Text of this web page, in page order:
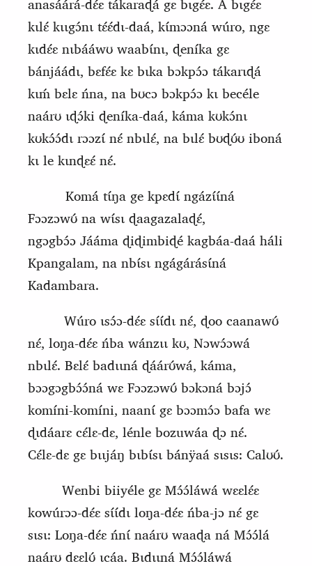
kɩlɛ́ kɩɩgɔ́nɩ tɛ́ɛ́dɩ‑daá, kɩ́mɔɔná wúro, ngɛ
kɩdɛ́ɛ nɩbááwʊ waabɩ́nɩ, ɖeníka gɛ
bánjáádɩ, bɛfɛ́ɛ kɛ bɩka bɔkpɔ́ɔ tákarɩɖá
kɩḿ bɛlɛ ńna, na bʊcɔ bɔkpɔ́ɔ kɩ becéle
naárʊ ɩɖɔ́ki ɖeníka‑daá, káma kʊkɔ́nɩ
kʊkɔ́ɔ́dɩ rɔɔzɩ́ nɛ́ nbɩlɛ́, na bɩlɛ́ bʊɖʊ́ʊ iboná
kɩ le kɩnɖɛɛ́ nɛ́.
Komá tɩ́ŋa ge kpɛdɩ́ ngázɩ́ɩ́ná
Fɔɔzɔwʊ́ na wɩ́sɩ ɖaagazalaɖɛ́,
ngɔgbɔ́ɔ Jááma ɖiɖimbiɖé kagbáa‑daá háli
Kpangalam, na nbɩ́sɩ ngágárásɩ́ná
Kadambara.
Wúro ɩsɔ́ɔ‑dɛ́ɛ sɩ́ɩ́dɩ nɛ́, ɖoo caanawʊ́
nɛ́, loŋa‑dɛ́ɛ ńba wánzɩɩ kʊ, Nɔwɔ́ɔwá
nbɩlɛ́. Bɛlɛ́ badɩɩná ɖáárʊ́wá, káma,
bɔɔgɔgbɔ́ɔ́ná wɛ Fɔɔzɔwʊ́ bɔkɔná bɔjɔ́
komíni‑komíni, naanɩ́ gɛ bɔɔmɔ́ɔ bafa wɛ
ɖɩdáarɛ cɛ́lɛ‑dɛ, lénle bozuwáa ɖɔ nɛ́.
Cɛ́lɛ‑dɛ gɛ bɩɩjáŋ bɩbɩ́sɩ bánÿaá sɩsɩs: Calʊʊ́.
Wenbi biiyéle gɛ Mɔ́ɔ́láwá wɛɛlɛ́ɛ
kowúrɔɔ‑dɛ́ɛ sɩ́ɩ́dɩ loŋa‑dɛ́ɛ ńba‑jɔ nɛ́ gɛ
sɩsɩ: Loŋa‑dɛ́ɛ ńnɩ́ naárʊ waaɖa ná Mɔ́ɔ́lá
naárʊ dɛɛlʊ́ ɩcáa. Bɩdɩɩná Mɔ́ɔ́láwá